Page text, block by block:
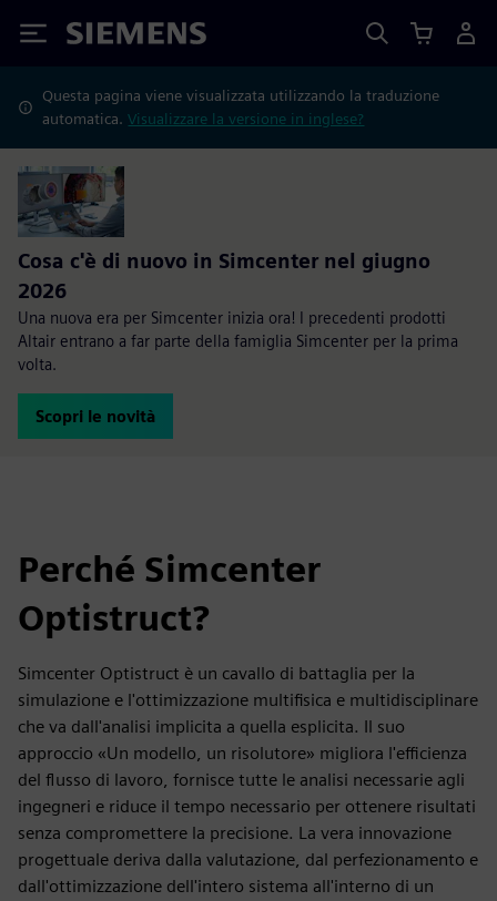
Siemens
Questa pagina viene visualizzata utilizzando la traduzione
automatica.Visualizzare la versione in inglese?
Cosa c'è di nuovo in Simcenter nel giugno
2026
Una nuova era per Simcenter inizia ora! I precedenti prodotti
Altair entrano a far parte della famiglia Simcenter per la prima
volta.
Scopri le novità
Perché Simcenter
Optistruct?
Simcenter Optistruct è un cavallo di battaglia per la
simulazione e l'ottimizzazione multifisica e multidisciplinare
che va dall'analisi implicita a quella esplicita. Il suo
approccio «Un modello, un risolutore» migliora l'efficienza
del flusso di lavoro, fornisce tutte le analisi necessarie agli
ingegneri e riduce il tempo necessario per ottenere risultati
senza compromettere la precisione. La vera innovazione
progettuale deriva dalla valutazione, dal perfezionamento e
dall'ottimizzazione dell'intero sistema all'interno di un